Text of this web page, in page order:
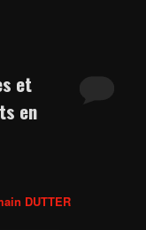
et
en
DUTTER